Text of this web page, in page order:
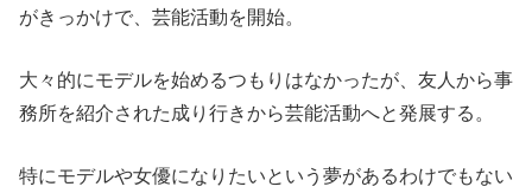
がきっかけで、芸能活動を開始。
大々的にモデルを始めるつもりはなかったが、友人から事
務所を紹介された成り行きから芸能活動へと発展する。
特にモデルや女優になりたいという夢があるわけでもない